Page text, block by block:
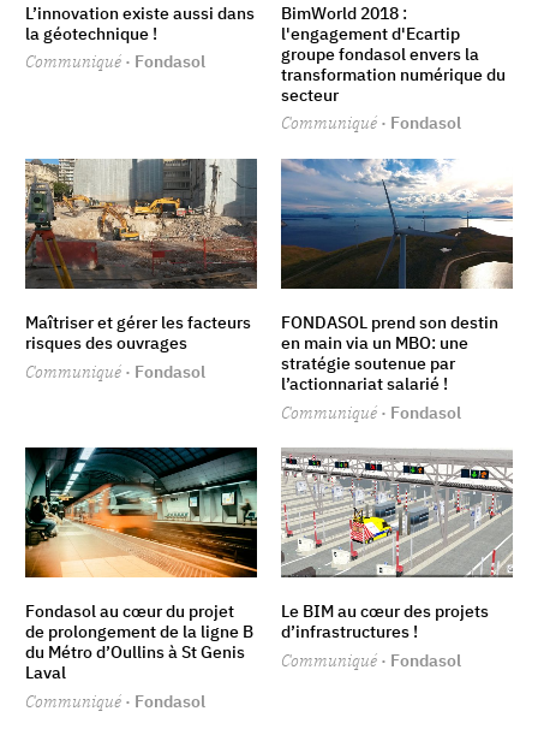
L’innovation existe aussi dans
la géotechnique !
Communiqué · Fondasol
BimWorld 2018 :
l'engagement d'Ecartip
groupe fondasol envers la
transformation numérique du
secteur
Communiqué · Fondasol
Maîtriser et gérer les facteurs
risques des ouvrages
Communiqué · Fondasol
FONDASOL prend son destin
en main via un MBO: une
stratégie soutenue par
l’actionnariat salarié !
Communiqué · Fondasol
Fondasol au cœur du projet
de prolongement de la ligne B
du Métro d’Oullins à St Genis
Laval
Communiqué · Fondasol
Le BIM au cœur des projets
d’infrastructures !
Communiqué · Fondasol